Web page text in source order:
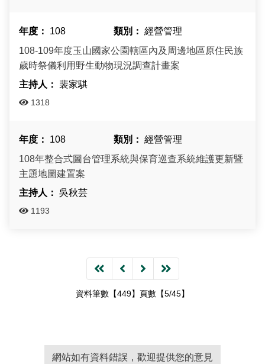
108
經營管理
108-109年度玉山國家公園轄區內及周邊地區原住民族
歲時祭儀利用野生動物現況調查計畫案
裴家騏
1318
108
經營管理
108年整合式圖台管理系統與保育巡查系統維護更新暨
主題地圖建置案
吳秋芸
1193
資料筆數【449】頁數【5/45】
網站如有資料錯誤，歡迎提供您的意見